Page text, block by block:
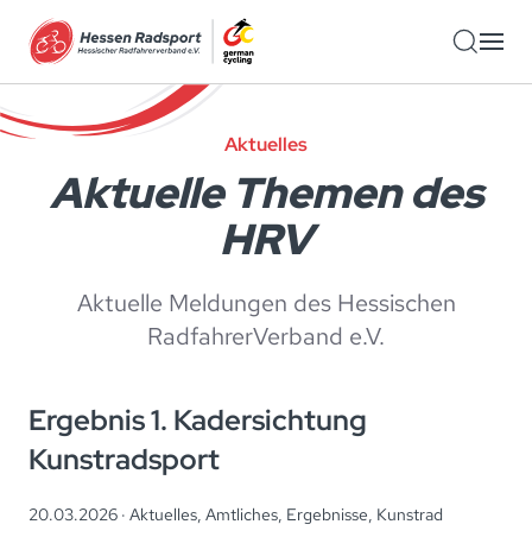
Zum Hauptinhalt springen
Aktuelles
Aktuelle Themen des
HRV
Aktuelle Meldungen des Hessischen
RadfahrerVerband e.V.
Ergebnis 1. Kadersichtung
Kunstradsport
20.03.2026 · Aktuelles, Amtliches, Ergebnisse, Kunstrad